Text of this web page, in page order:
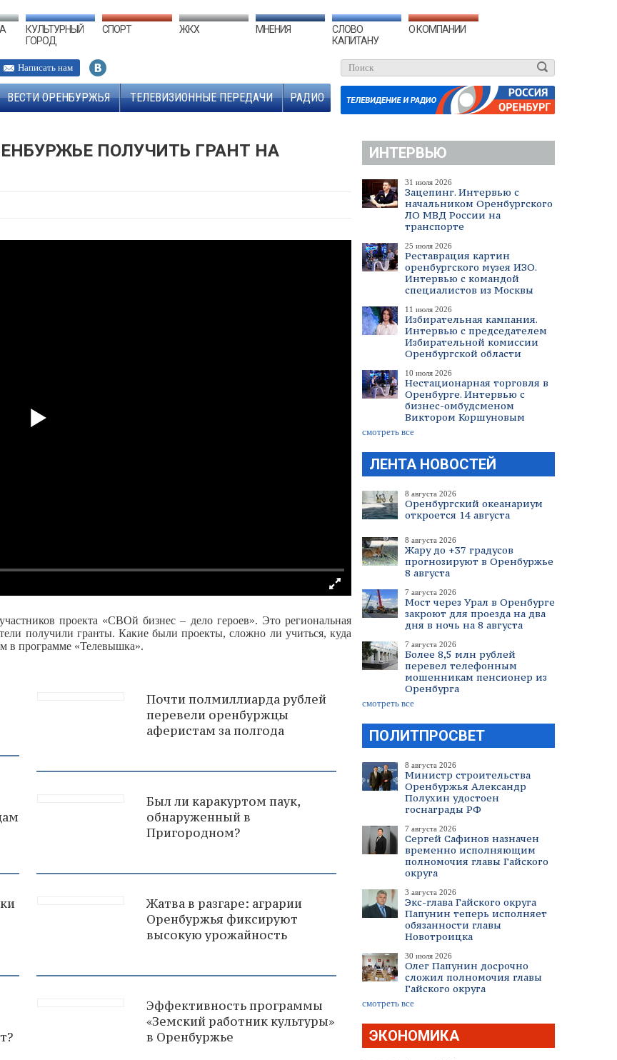
КУЛЬТУРНЫЙ
ГОРОД
СПОРТ ЖКХ МНЕНИЯ
СЛОВО
КАПИТАНУ
О КОМПАНИИ
Написать нам
ВЕСТИ ОРЕНБУРЖЬЯ ТЕЛЕВИЗИОННЫЕ ПЕРЕДАЧИ РАДИО
ИНТЕРВЬЮ
31 июля 2026
Зацепинг. Интервью с
начальником Оренбургского
ЛО МВД России на
транспорте
25 июля 2026
Реставрация картин
оренбургского музея ИЗО.
Интервью с командой
специалистов из Москвы
11 июля 2026
Избирательная кампания.
Интервью с председателем
Избирательной комиссии
Оренбургской области
10 июля 2026
Нестационарная торговля в
Оренбурге. Интервью с
бизнес-омбудсменом
Виктором Коршуновым
смотреть все
ЛЕНТА НОВОСТЕЙ
8 августа 2026
Оренбургский океанариум
откроется 14 августа
8 августа 2026
Жару до +37 градусов
прогнозируют в Оренбуржье
8 августа
7 августа 2026
Мост через Урал в Оренбурге
закроют для проезда на два
дня в ночь на 8 августа
7 августа 2026
Более 8,5 млн рублей
перевел телефонным
мошенникам пенсионер из
Оренбурга
смотреть все
ПОЛИТПРОСВЕТ
8 августа 2026
Министр строительства
Оренбуржья Александр
Полухин удостоен
госнаграды РФ
7 августа 2026
Сергей Сафинов назначен
временно исполняющим
полномочия главы Гайского
округа
3 августа 2026
Экс-глава Гайского округа
Папунин теперь исполняет
обязанности главы
Новотроицка
30 июля 2026
Олег Папунин досрочно
сложил полномочия главы
Гайского округа
смотреть все
ЭКОНОМИКА
ПОЛУЧИТЬ ГРАНТ НА
проекта «СВОй бизнес – дело героев». Это региональная
получили гранты. Какие были проекты, сложно ли учиться, куда
в программе «Телевышка».
Почти полмиллиарда рублей
перевели оренбуржцы
аферистам за полгода
Был ли каракуртом паук,
обнаруженный в
Пригородном?
Жатва в разгаре: аграрии
Оренбуржья фиксируют
высокую урожайность
Эффективность программы
«Земский работник культуры»
в Оренбуржье